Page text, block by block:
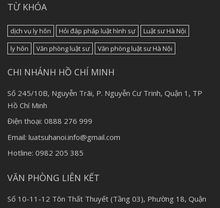
TỪ KHÓA
dịch vụ ly hôn Hỏi đáp pháp luật hình sự
Luật sư Hà Nội
ly hôn
Văn phòng luật sư Văn phòng luật sư Hà Nội
CHI NHÁNH HỒ CHÍ MINH
Số 245/10B, Nguyễn Trãi, P. Nguyễn Cư Trinh, Quận 1, TP
Hồ Chí Minh
Điện thoại: 0888 276 999
Email: luatsuhanoi.info@gmail.com
Hotline: 0982 205 385
VĂN PHÒNG LIÊN KẾT
Số 10-11-12 Tôn Thất Thuyết (Tầng 03), Phường 18, Quận